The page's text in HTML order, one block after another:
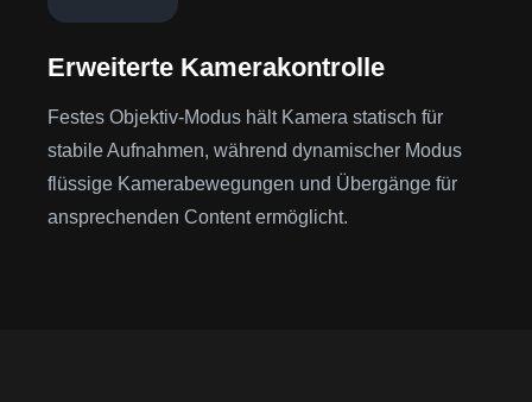
Erweiterte Kamerakontrolle
Festes Objektiv-Modus hält Kamera statisch für
stabile Aufnahmen, während dynamischer Modus
flüssige Kamerabewegungen und Übergänge für
ansprechenden Content ermöglicht.